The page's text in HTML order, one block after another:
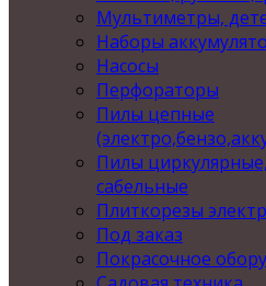
Мультиметры,
Наборы
Насосы
Перфораторы
Пилы цепные
Пилы
сабельные
Плиткорезы
Под заказ
Покрасочное